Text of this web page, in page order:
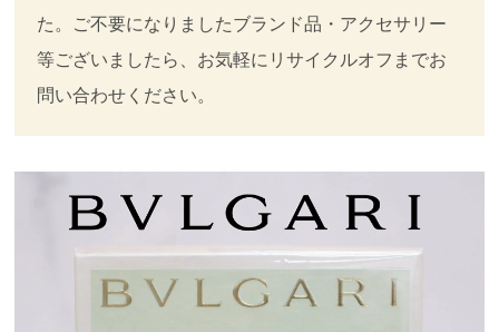
た。ご不要になりましたブランド品・アクセサリー
等ございましたら、お気軽にリサイクルオフまでお
問い合わせください。